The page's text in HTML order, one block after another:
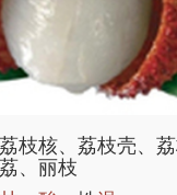
枝核、荔枝壳、
、丽枝